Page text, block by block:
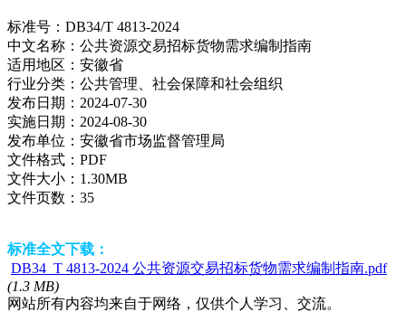
标准号： DB34/T 4813-2024
中文名称： 公共资源交易招标货物需求编制指南
适用地区： 安徽省
行业分类： 公共管理、社会保障和社会组织
发布日期： 2024-07-30
实施日期： 2024-08-30
发布单位： 安徽省市场监督管理局
文件格式： PDF
文件大小： 1.30MB
文件页数： 35
标准全文下载：
DB34_T 4813-2024 公共资源交易招标货物需求编制指南.pdf
(1.3 MB)
网站所有内容均来自于网络，仅供个人学习、交流。